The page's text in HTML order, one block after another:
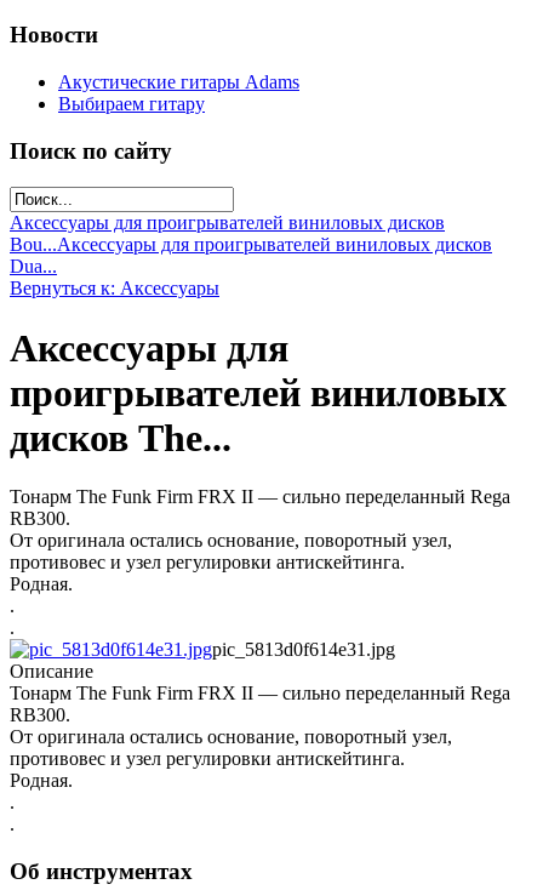
Новости
Акустические гитары Adams
Выбираем гитару
Поиск по сайту
Аксессуары для проигрывателей виниловых дисков
Bou...Аксессуары для проигрывателей виниловых дисков
Dua...
Вернуться к: Аксессуары
Аксессуары для
проигрывателей виниловых
дисков The...
Тонарм The Funk Firm FRX II — сильно переделанный Rega
RB300.
От оригинала остались основание, поворотный узел,
противовес и узел регулировки антискейтинга.
Родная.
.
.
pic_5813d0f614e31.jpg
Описание
Тонарм The Funk Firm FRX II — сильно переделанный Rega
RB300.
От оригинала остались основание, поворотный узел,
противовес и узел регулировки антискейтинга.
Родная.
.
.
Об инструментах